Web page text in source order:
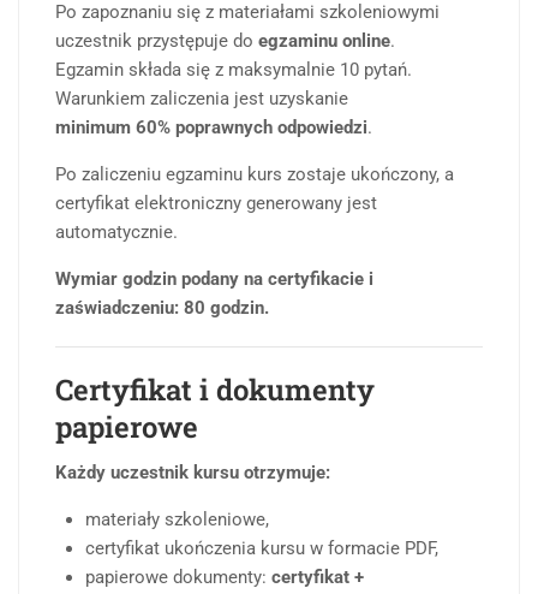
Po zapoznaniu się z materiałami szkoleniowymi
uczestnik przystępuje do egzaminu online.
Egzamin składa się z maksymalnie 10 pytań.
Warunkiem zaliczenia jest uzyskanie
minimum 60% poprawnych odpowiedzi.
Po zaliczeniu egzaminu kurs zostaje ukończony, a
certyfikat elektroniczny generowany jest
automatycznie.
Wymiar godzin podany na certyfikacie i
zaświadczeniu: 80 godzin.
Certyfikat i dokumenty
papierowe
Każdy uczestnik kursu otrzymuje:
materiały szkoleniowe,
certyfikat ukończenia kursu w formacie PDF,
papierowe dokumenty: certyfikat +